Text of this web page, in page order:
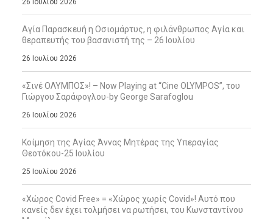
26 Ιουλίου 2026
Αγία Παρασκευή η Οσιομάρτυς, η φιλάνθρωπος Αγία και
θεραπευτής του βασανιστή της – 26 Ιουλίου
26 Ιουλίου 2026
«Σινέ ΟΛΥΜΠΟΣ»! – Now Playing at “Cine OLYMPOS”, του
Γιώργου Σαράφογλου-by George Sarafoglou
26 Ιουλίου 2026
Κοίμηση της Αγίας Άννας Μητέρας της Υπεραγίας
Θεοτόκου-25 Ιουλίου
25 Ιουλίου 2026
«Χώρος Covid Free» = «Χώρος χωρίς Covid»! Αυτό που
κανείς δεν έχει τολμήσει να ρωτήσει, του Κωνσταντίνου